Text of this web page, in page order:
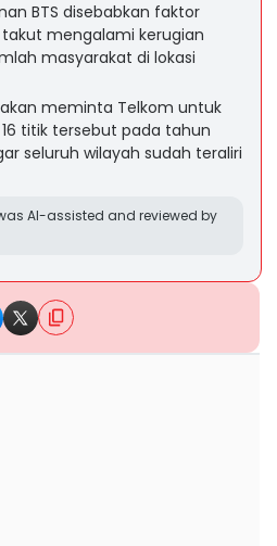
BTS disebabkan faktor
mengalami kerugian
masyarakat di lokasi
meminta Telkom untuk
titik tersebut pada tahun
seluruh wilayah sudah teraliri
AI-assisted and reviewed by